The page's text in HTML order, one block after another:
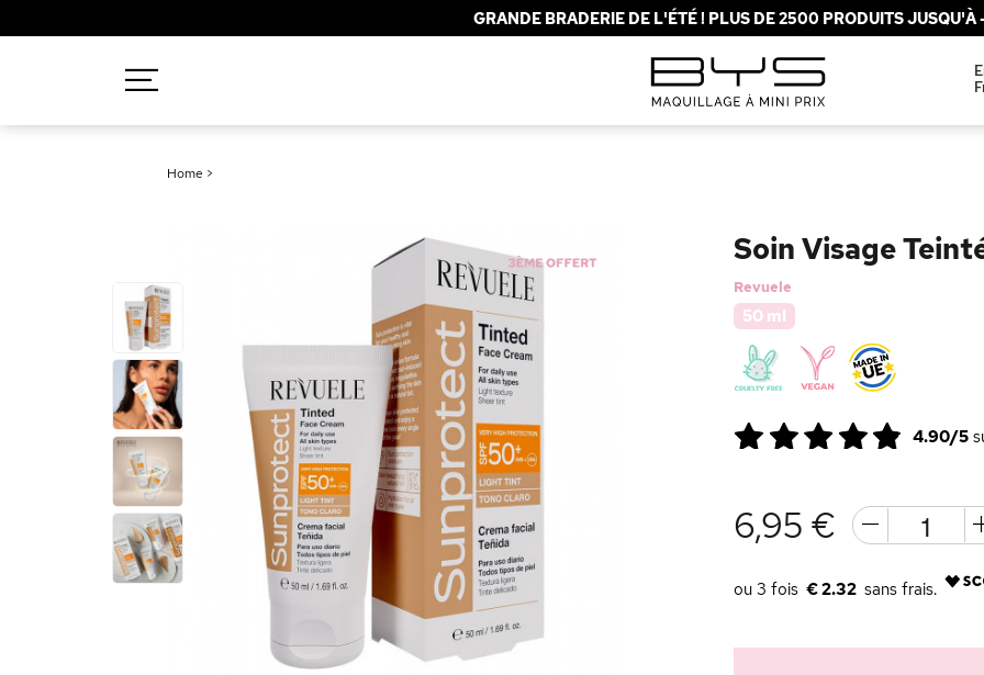
GRANDE BRADERIE DE L'ÉTÉ ! PLUS DE 2500 PRODUITS JUSQU'À
Home >
Soin Visage
Revuele
50 ml
4.90/5
6,95 €
€ 2.32
Solaire
Brumes
Blush
Rouge à Lèvres